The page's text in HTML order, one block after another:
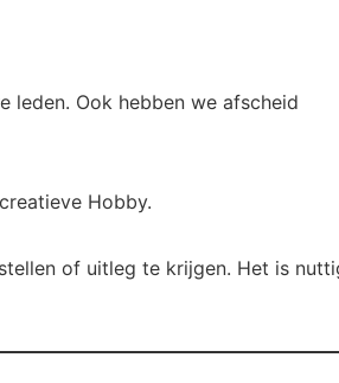
leden. Ook hebben we afscheid
Hobby.
of uitleg te krijgen. Het is